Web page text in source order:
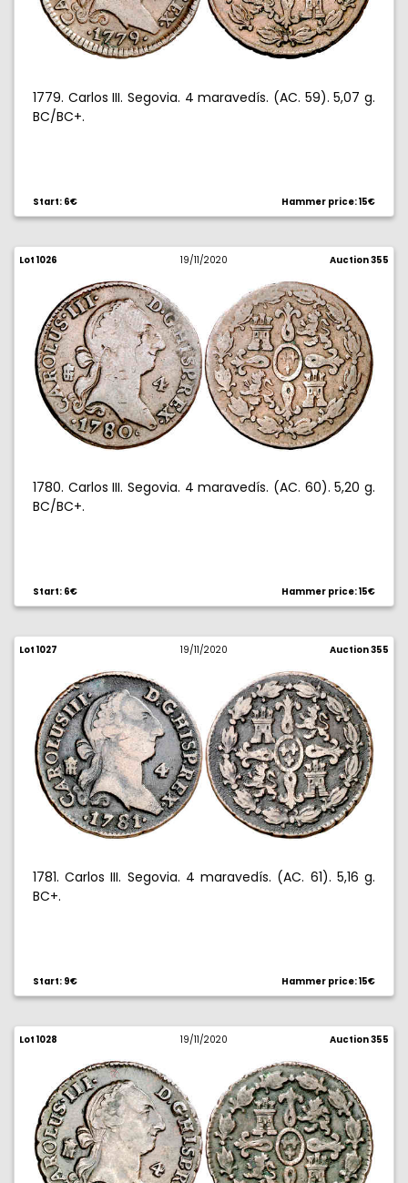
1779. Carlos III. Segovia. 4 maravedís. (AC. 59). 5,07 g.
BC/BC+.
Start: 6€ Hammer price: 15€
Lot 1026 19/11/2020 Auction 355
1780. Carlos III. Segovia. 4 maravedís. (AC. 60). 5,20 g.
BC/BC+.
Start: 6€ Hammer price: 15€
Lot 1027 19/11/2020 Auction 355
1781. Carlos III. Segovia. 4 maravedís. (AC. 61). 5,16 g.
BC+.
Start: 9€ Hammer price: 15€
Lot 1028 19/11/2020 Auction 355